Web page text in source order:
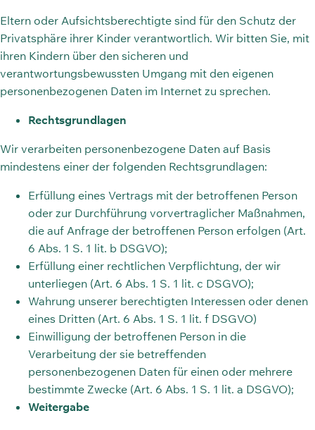
Eltern oder Aufsichtsberechtigte sind für den Schutz der
Privatsphäre ihrer Kinder verantwortlich. Wir bitten Sie, mit
ihren Kindern über den sicheren und
verantwortungsbewussten Umgang mit den eigenen
personenbezogenen Daten im Internet zu sprechen.
Rechtsgrundlagen
Wir verarbeiten personenbezogene Daten auf Basis
mindestens einer der folgenden Rechtsgrundlagen:
Erfüllung eines Vertrags mit der betroffenen Person
oder zur Durchführung vorvertraglicher Maßnahmen,
die auf Anfrage der betroffenen Person erfolgen (Art.
6 Abs. 1 S. 1 lit. b DSGVO);
Erfüllung einer rechtlichen Verpflichtung, der wir
unterliegen (Art. 6 Abs. 1 S. 1 lit. c DSGVO);
Wahrung unserer berechtigten Interessen oder denen
eines Dritten (Art. 6 Abs. 1 S. 1 lit. f DSGVO)
Einwilligung der betroffenen Person in die
Verarbeitung der sie betreffenden
personenbezogenen Daten für einen oder mehrere
bestimmte Zwecke (Art. 6 Abs. 1 S. 1 lit. a DSGVO);
Weitergabe